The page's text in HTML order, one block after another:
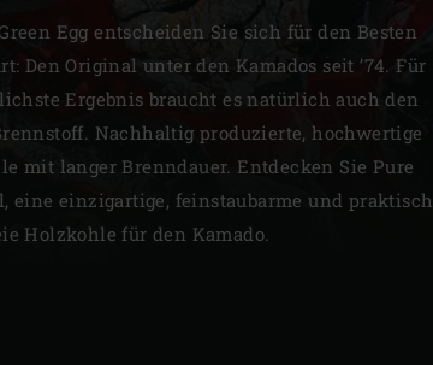
| Schweiz
Egg entscheiden Sie sich für den Besten
Den Original unter den Kamados seit ’74. Für
Ergebnis braucht es natürlich auch den
Nachhaltig produzierte, hochwertige
mit langer Brenndauer. Entdecken Sie Pure
eine einzigartige, feinstaubarme und praktisch
Holzkohle für den Kamado.